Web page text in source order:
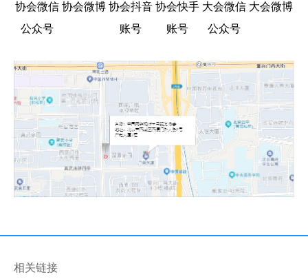
协会微信
公众号
协会微博 协会抖音
账号
协会快手
账号
大会微信
公众号
大会微博
相关链接